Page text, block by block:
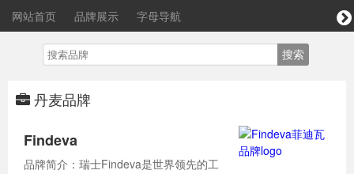
网站首页 品牌展示 字母导航
丹麦品牌
Findeva
品牌简介：瑞士Findeva是世界领先的工